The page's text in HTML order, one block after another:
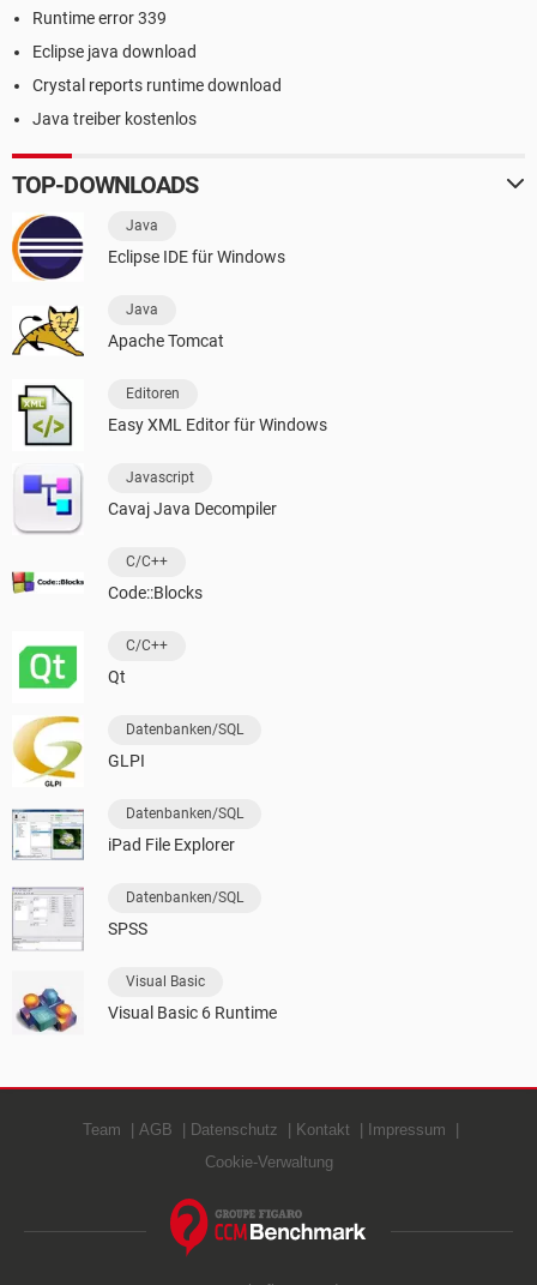
Runtime error 339
Eclipse java download
Crystal reports runtime download
Java treiber kostenlos
TOP-DOWNLOADS
Java
Eclipse IDE für Windows
Java
Apache Tomcat
Editoren
Easy XML Editor für Windows
Javascript
Cavaj Java Decompiler
C/C++
Code::Blocks
C/C++
Qt
Datenbanken/SQL
GLPI
Datenbanken/SQL
iPad File Explorer
Datenbanken/SQL
SPSS
Visual Basic
Visual Basic 6 Runtime
Team AGB Datenschutz Kontakt
Impressum
Cookie-Verwaltung